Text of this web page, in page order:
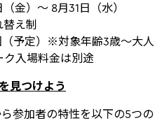
金）～ 8月31日（水）
替え制
予定）※対象年齢3歳～大人
場料金は別途
見つけよう
参加者の特性を以下の5つの